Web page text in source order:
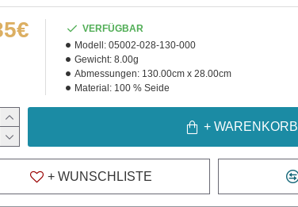
VERFÜGBAR
Modell: 05002-028-130-000
Gewicht: 8.00g
Abmessungen: 130.00cm x 28.00cm
Material: 100 % Seide
+ WARENKORB
+ WUNSCHLISTE